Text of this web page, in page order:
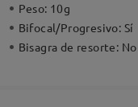
Peso: 10g
Bifocal/Progresivo: Sí
Bisagra de resorte: No